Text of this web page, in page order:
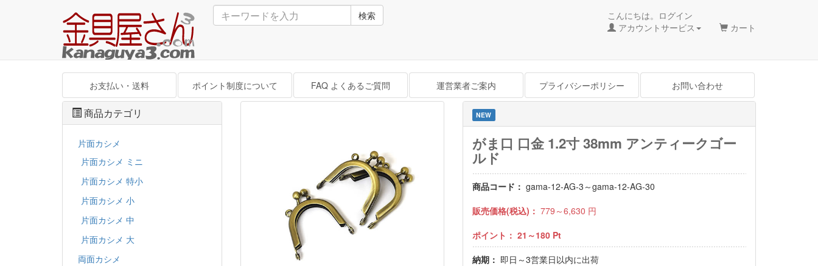
検索
こんにちは。ログイン
アカウントサービス
カート
お支払い・送料 ポイント制度について FAQ よくあるご質問 運営業者ご案内 プライバシーポリシー お問い合わせ
NEW
がま口 口金 1.2寸 38mm アンティークゴー
ルド
商品コード： gama-12-AG-3～gama-12-AG-30
販売価格(税込)： 779～6,630 円
ポイント：21～180 Pt
納期： 即日～3営業日以内に出荷
商品カテゴリ
片面カシメ
片面カシメ ミニ
片面カシメ 特小
片面カシメ 小
片面カシメ 中
片面カシメ 大
両面カシメ